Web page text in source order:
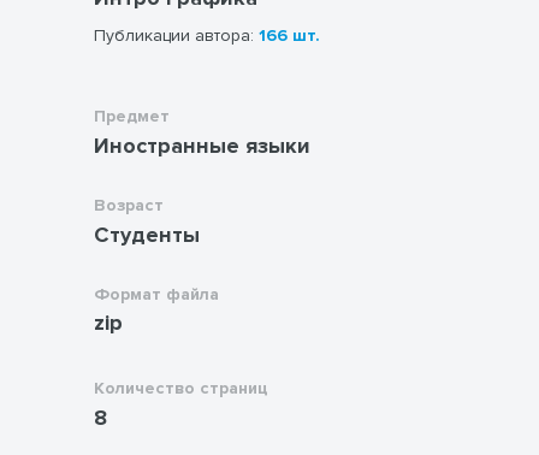
Публикации автора: 166 шт.
Предмет
Иностранные языки
Возраст
Студенты
Формат файла
zip
Количество страниц
8